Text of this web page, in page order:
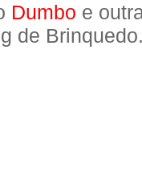
Dumbo e
de